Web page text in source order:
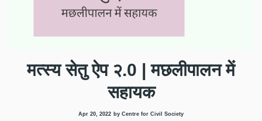
मत्स्य सेतु ऐप २.0 | मछलीपालन में
सहायक
Apr 20, 2022 by Centre for Civil Society